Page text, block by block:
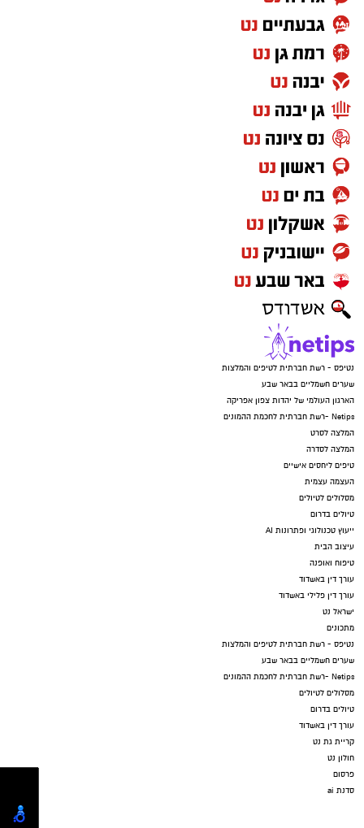
נטיפס - רשת חברתית לטיפים והמלצות
שערים חשמליים בבאר שבע
הארגון העולמי של יהדות צפון אפריקה
Netips -רשת חברתית לחכמת ההמונים
המלצה לסרט
המלצה לסדרה
טיפים ליחסים אישיים
העצמה עצמית
מסלולים לטיולים
טיולים בדרום
ייעוץ טכנולוגי ופתרונות AI
עיצוב הבית
טיפוח ואופנה
עורך דין באשדוד
עורך דין פלילי באשדוד
ישראל נט
מתכונים
נטיפס - רשת חברתית לטיפים והמלצות
שערים חשמליים בבאר שבע
Netips -רשת חברתית לחכמת ההמונים
מסלולים לטיולים
טיולים בדרום
עורך דין באשדוד
קריית גת נט
חולון נט
פרסום
סדנת ai